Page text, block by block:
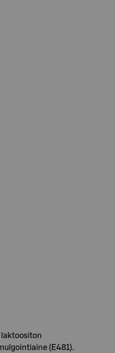
laktoositon
(E481).